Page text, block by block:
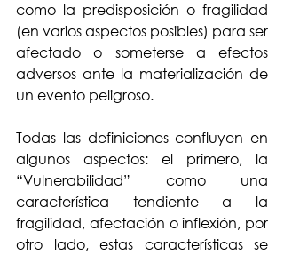
como la predisposición o fragilidad
(en varios aspectos posibles) para ser
afectado o someterse a efectos
adversos ante la materialización de
un evento peligroso.
Todas las definiciones confluyen en
algunos aspectos: el primero, la
“Vulnerabilidad” como una
característica tendiente a la
fragilidad, afectación o inflexión, por
otro lado, estas características se